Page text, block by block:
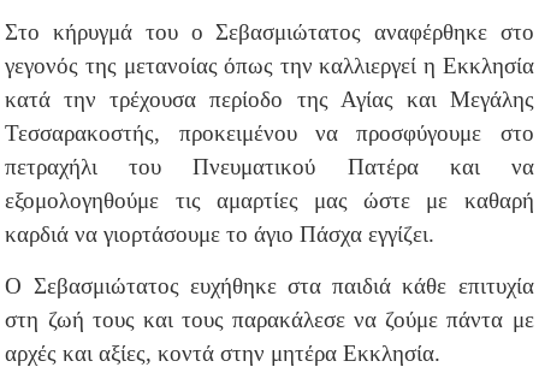
Στο κήρυγμά του ο Σεβασμιώτατος αναφέρθηκε στο
γεγονός της μετανοίας όπως την καλλιεργεί η Εκκλησία
κατά την τρέχουσα περίοδο της Αγίας και Μεγάλης
Τεσσαρακοστής, προκειμένου να προσφύγουμε στο
πετραχήλι του Πνευματικού Πατέρα και να
εξομολογηθούμε τις αμαρτίες μας ώστε με καθαρή
καρδιά να γιορτάσουμε το άγιο Πάσχα εγγίζει.
Ο Σεβασμιώτατος ευχήθηκε στα παιδιά κάθε επιτυχία
στη ζωή τους και τους παρακάλεσε να ζούμε πάντα με
αρχές και αξίες, κοντά στην μητέρα Εκκλησία.